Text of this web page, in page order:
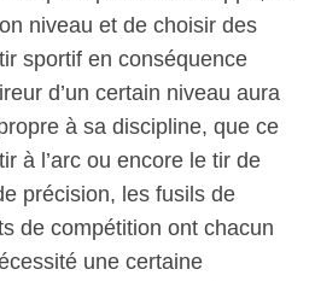
niveau et de choisir des
sportif en conséquence
d’un certain niveau aura
à sa discipline, que ce
à l’arc ou encore le tir de
précision, les fusils de
de compétition ont chacun
une certaine